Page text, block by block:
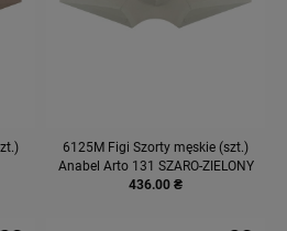
6125М Figi Szorty męskie (szt.)
Anabel Arto 131 SZARO-ZIELONY
436.00 ₴